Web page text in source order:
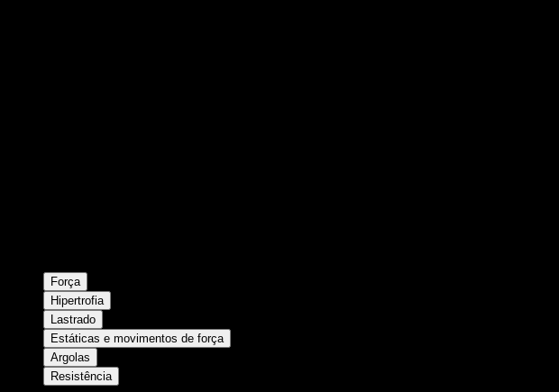
Força
Hipertrofia
Lastrado
Estáticas e movimentos de força
Argolas
Resistência